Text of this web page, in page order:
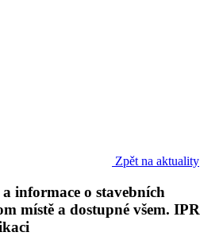
Zpět na aktuality
informace o stavebních
místě a dostupné všem. IPR